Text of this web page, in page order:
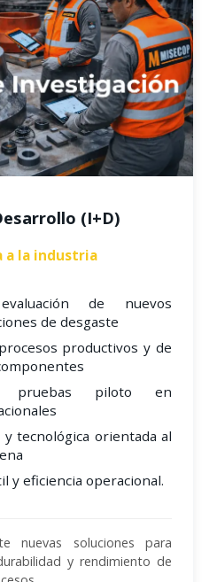
(I+D)
a la industria
de nuevos
de desgaste
productivos y de
pruebas piloto en
y tecnológica orientada al
y eficiencia operacional.
nuevas soluciones para
y rendimiento de